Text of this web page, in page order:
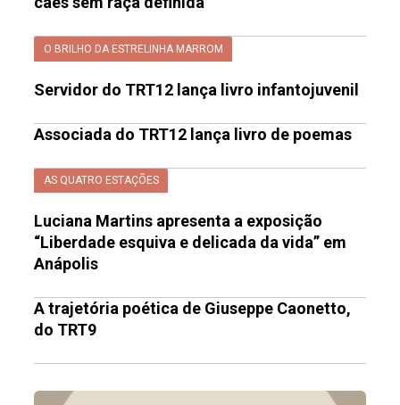
O BRILHO DA ESTRELINHA MARROM
Servidor do TRT12 lança livro infantojuvenil
Associada do TRT12 lança livro de poemas
AS QUATRO ESTAÇÕES
Luciana Martins apresenta a exposição
“Liberdade esquiva e delicada da vida” em
Anápolis
A trajetória poética de Giuseppe Caonetto,
do TRT9